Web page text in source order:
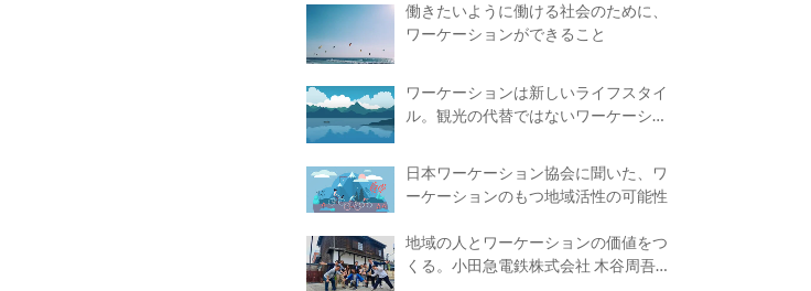
働きたいように働ける社会のために、
ワーケーションができること
ワーケーションは新しいライフスタイ
ル。観光の代替ではないワーケーショ
日本ワーケーション協会に聞いた、ワ
ーケーションのもつ地域活性の可能性
地域の人とワーケーションの価値をつ
くる。小田急電鉄株式会社 木谷周吾さ